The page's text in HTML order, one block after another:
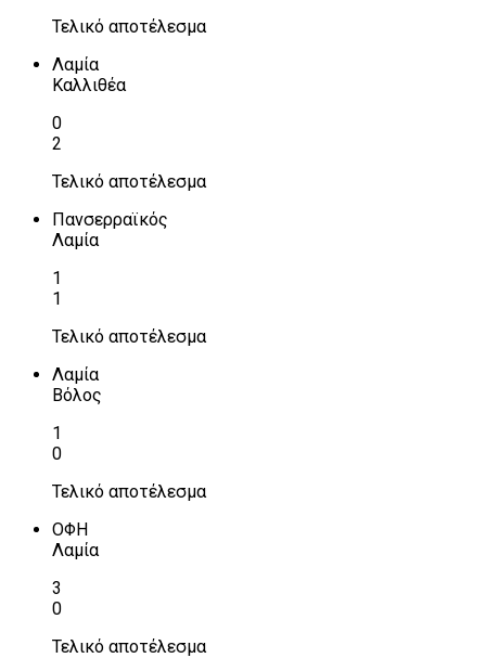
Τελικό αποτέλεσμα
Λαμία
Καλλιθέα
0
2
Τελικό αποτέλεσμα
Πανσερραϊκός
Λαμία
1
1
Τελικό αποτέλεσμα
Λαμία
Βόλος
1
0
Τελικό αποτέλεσμα
ΟΦΗ
Λαμία
3
0
Τελικό αποτέλεσμα